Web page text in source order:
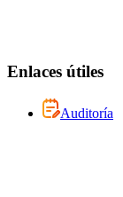
Enlaces útiles
Auditoría